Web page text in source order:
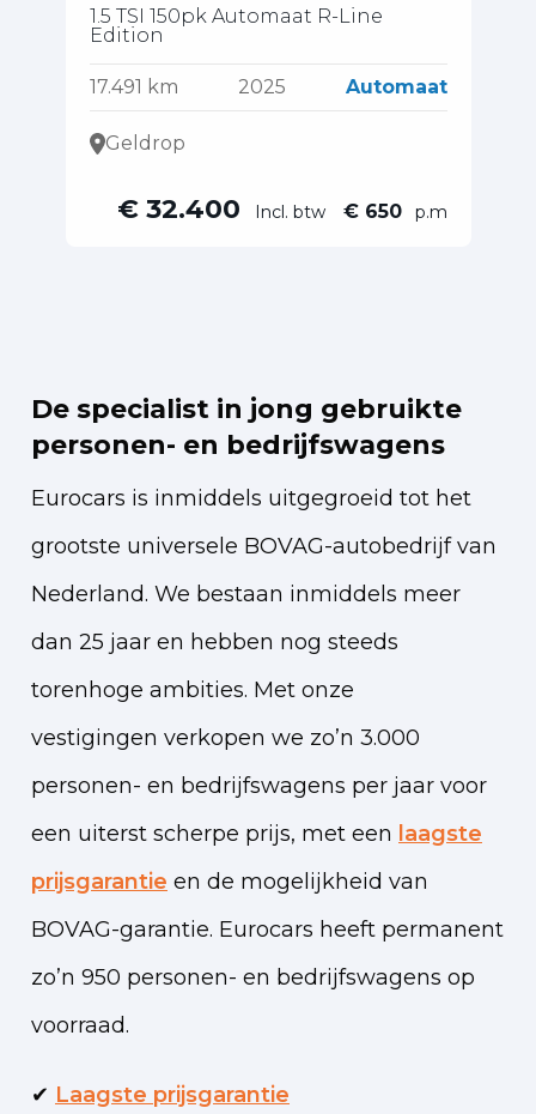
1.5 TSI 150pk Automaat R-Line
Edition
17.491 km 2025 Automaat
Geldrop
€ 32.400 Incl. btw € 650 p.m
De specialist in jong gebruikte
personen- en bedrijfswagens
Eurocars is inmiddels uitgegroeid tot het
grootste universele BOVAG-autobedrijf van
Nederland. We bestaan inmiddels meer
dan 25 jaar en hebben nog steeds
torenhoge ambities. Met onze
vestigingen verkopen we zo’n 3.000
personen- en bedrijfswagens per jaar voor
een uiterst scherpe prijs, met een laagste
prijsgarantie en de mogelijkheid van
BOVAG-garantie. Eurocars heeft permanent
zo’n 950 personen- en bedrijfswagens op
voorraad.
✔ Laagste prijsgarantie